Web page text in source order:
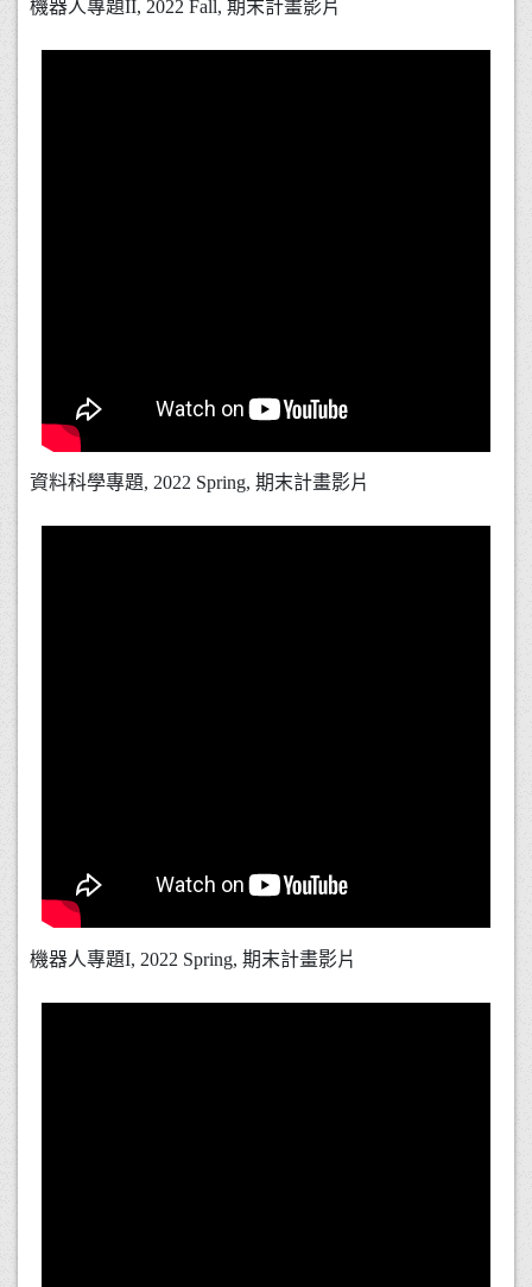
機器人專題II, 2022 Fall, 期末計畫影片
資料科學專題, 2022 Spring, 期末計畫影片
機器人專題I, 2022 Spring, 期末計畫影片